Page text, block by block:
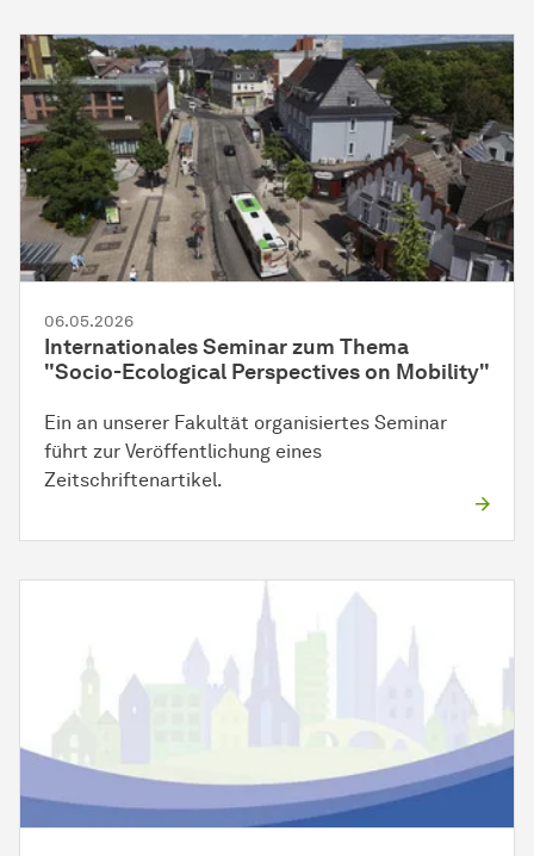
06.05.2026
Internationales Seminar zum Thema
"Socio-Ecological Perspectives on Mobility"
Ein an unserer Fakultät organisiertes Seminar
führt zur Veröffentlichung eines
Zeitschriftenartikel.